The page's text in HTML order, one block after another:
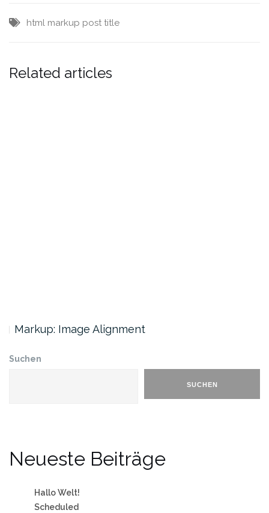
html markup post title
Related articles
Markup: Image Alignment
Suchen
SUCHEN
Neueste Beiträge
Hallo Welt!
Scheduled